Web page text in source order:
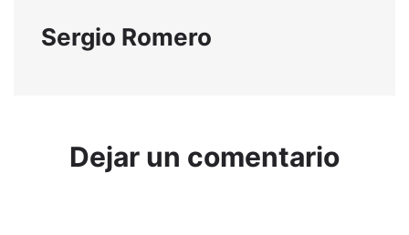
Sergio Romero
Dejar un comentario